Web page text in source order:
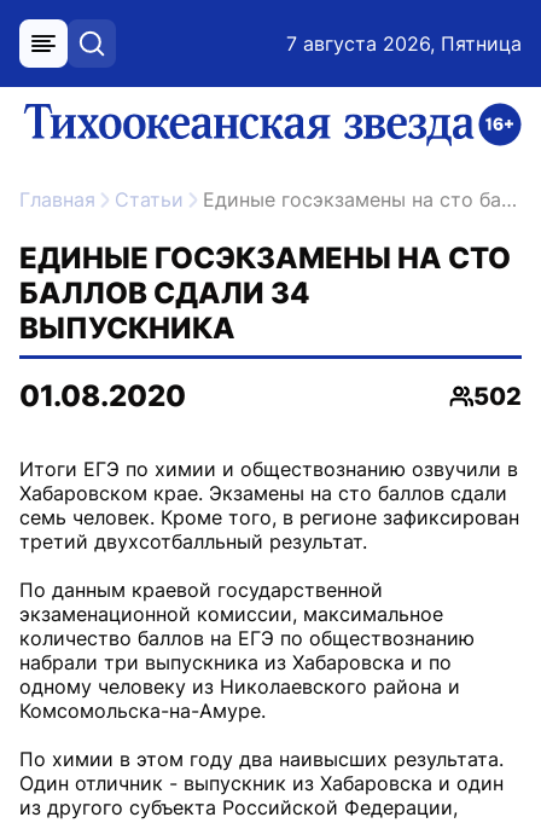
меню поиск 7 августа 2026, Пятница
ссылка на главную
Главная Статьи Единые госэкзамены на сто баллов сдали 34 выпускника
ЕДИНЫЕ ГОСЭКЗАМЕНЫ НА СТО
БАЛЛОВ СДАЛИ 34
ВЫПУСКНИКА
01.08.2020
502
Итоги ЕГЭ по химии и обществознанию озвучили в
Хабаровском крае. Экзамены на сто баллов сдали
семь человек. Кроме того, в регионе зафиксирован
третий двухсотбалльный результат.
По данным краевой государственной
экзаменационной комиссии, максимальное
количество баллов на ЕГЭ по обществознанию
набрали три выпускника из Хабаровска и по
одному человеку из Николаевского района и
Комсомольска-на-Амуре.
По химии в этом году два наивысших результата.
Один отличник - выпускник из Хабаровска и один
из другого субъекта Российской Федерации,